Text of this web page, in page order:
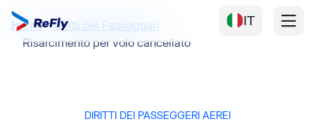
IT
Home
Diritti dei Passeggeri
Risarcimento per volo cancellato
DIRITTI DEI PASSEGGERI AEREI